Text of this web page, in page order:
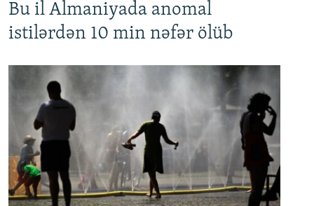
Bu il Almaniyada anomal
istilərdən 10 min nəfər ölüb